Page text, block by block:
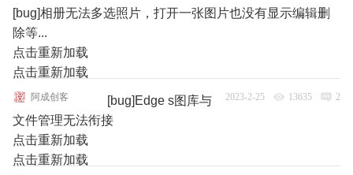
[bug]相册无法多选照片，打开一张图片也没有显示编辑删
除等...
点击重新加载
点击重新加载
阿成创客 2023-2-25 13635 2
[bug]Edge s图库与
文件管理无法衔接
点击重新加载
点击重新加载